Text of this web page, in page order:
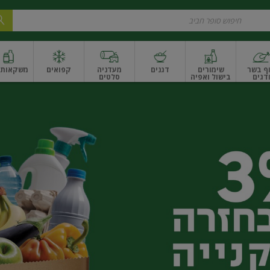
בשר
ודגים
שימורים
בישול ואפיה
דגנים מעדניה
סלטים
ונקניקים
קפואים משקאות
ואגוזיםפירות יבשים ארוזפירות יבשים בתפזורתפיצוחים, אגוזים